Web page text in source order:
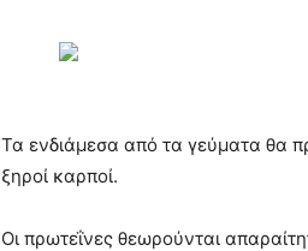
Τα ενδιάμεσα από τα γεύματα θα
ξηροί καρποί.
Οι πρωτεΐνες θεωρούνται